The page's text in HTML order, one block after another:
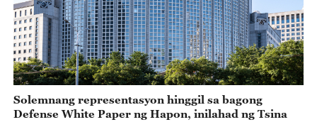
Solemnang representasyon hinggil sa bagong
Defense White Paper ng Hapon, inilahad ng Tsina